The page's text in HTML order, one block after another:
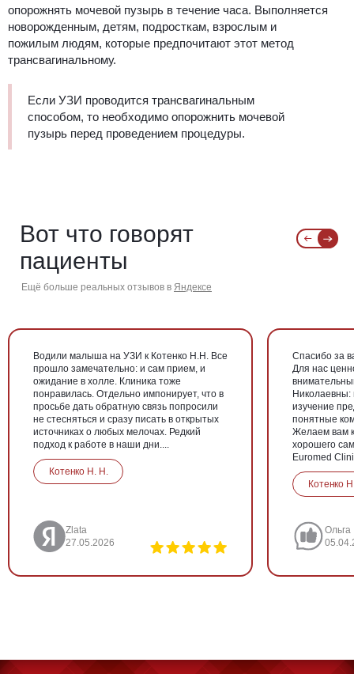
опорожнять мочевой пузырь в течение часа. Выполняется
новорожденным, детям, подросткам, взрослым и
пожилым людям, которые предпочитают этот метод
трансвагинальному.
Если УЗИ проводится трансвагинальным
способом, то необходимо опорожнить мочевой
пузырь перед проведением процедуры.
Вот что говорят
пациенты
Ещё больше реальных отзывов в Яндексе
Водили малыша на УЗИ к Котенко Н.Н. Все
прошло замечательно: и сам прием, и
ожидание в холле. Клиника тоже
понравилась. Отдельно импонирует, что в
просьбе дать обратную связь попросили
не стесняться и сразу писать в открытых
источниках о любых мелочах. Редкий
подход к работе в наши дни....
Котенко Н. Н.
Zlata
27.05.2026
Спасибо за
Для нас
изучение
понятные
Желаем вам
хорошего
Euromed
Котенко
Ольга